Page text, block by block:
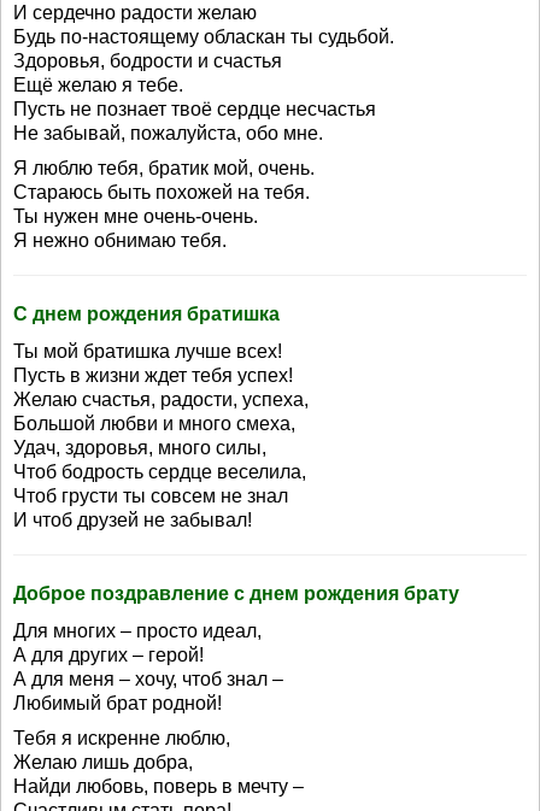
И сердечно радости желаю
Будь по-настоящему обласкан ты судьбой.
Здоровья, бодрости и счастья
Ещё желаю я тебе.
Пусть не познает твоё сердце несчастья
Не забывай, пожалуйста, обо мне.
Я люблю тебя, братик мой, очень.
Стараюсь быть похожей на тебя.
Ты нужен мне очень-очень.
Я нежно обнимаю тебя.
С днем рождения братишка
Ты мой братишка лучше всех!
Пусть в жизни ждет тебя успех!
Желаю счастья, радости, успеха,
Большой любви и много смеха,
Удач, здоровья, много силы,
Чтоб бодрость сердце веселила,
Чтоб грусти ты совсем не знал
И чтоб друзей не забывал!
Доброе поздравление с днем рождения брату
Для многих – просто идеал,
А для других – герой!
А для меня – хочу, чтоб знал –
Любимый брат родной!
Тебя я искренне люблю,
Желаю лишь добра,
Найди любовь, поверь в мечту –